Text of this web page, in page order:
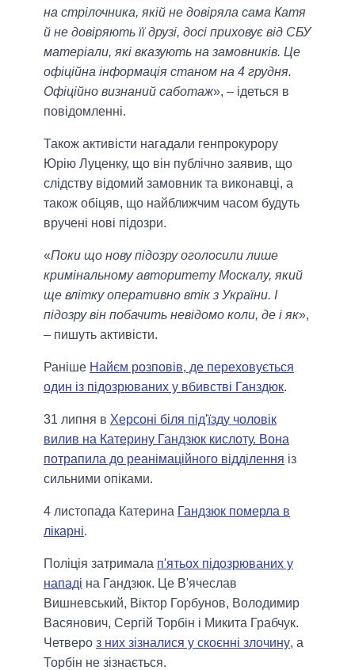
на стрілочника, якій не довіряла сама Катя
й не довіряють її друзі, досі приховує від СБУ
матеріали, які вказують на замовників. Це
офіційна інформація станом на 4 грудня.
Офіційно визнаний саботаж», – ідеться в
повідомленні.
Також активісти нагадали генпрокурору
Юрію Луценку, що він публічно заявив, що
слідству відомий замовник та виконавці, а
також обіцяв, що найближчим часом будуть
вручені нові підозри.
«Поки що нову підозру оголосили лише
кримінальному авторитету Москалу, який
ще влітку оперативно втік з України. І
підозру він побачить невідомо коли, де і як»,
– пишуть активісти.
Раніше Найєм розповів, де переховується
один із підозрюваних у вбивстві Ганздюк.
31 липня в Херсоні біля під'їзду чоловік
вилив на Катерину Гандзюк кислоту. Вона
потрапила до реанімаційного відділення із
сильними опіками.
4 листопада Катерина Гандзюк померла в
лікарні.
Поліція затримала п'ятьох підозрюваних у
нападі на Гандзюк. Це В'ячеслав
Вишневський, Віктор Горбунов, Володимир
Васянович, Сергій Торбін і Микита Грабчук.
Четверо з них зізналися у скоєнні злочину, а
Торбін не зізнається.